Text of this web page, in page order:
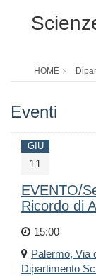
HOME
Eventi
GIU
11
EVENTO/
Ricordo di
15:00
Palermo, Via
Dipartimento